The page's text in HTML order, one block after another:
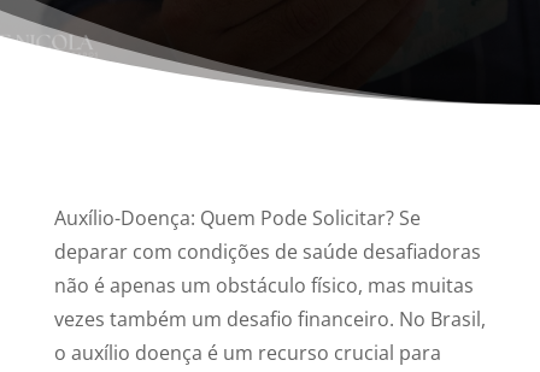
Auxílio-Doença: Quem Pode Solicitar? Se
deparar com condições de saúde desafiadoras
não é apenas um obstáculo físico, mas muitas
vezes também um desafio financeiro. No Brasil,
o auxílio doença é um recurso crucial para